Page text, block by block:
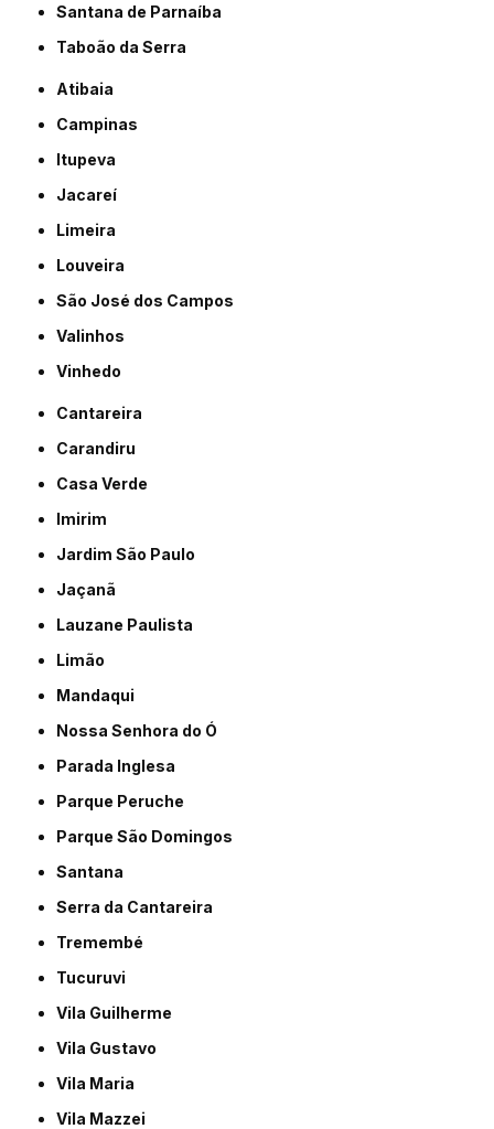
Santana de Parnaíba
Taboão da Serra
Atibaia
Campinas
Itupeva
Jacareí
Limeira
Louveira
São José dos Campos
Valinhos
Vinhedo
Cantareira
Carandiru
Casa Verde
Imirim
Jardim São Paulo
Jaçanã
Lauzane Paulista
Limão
Mandaqui
Nossa Senhora do Ó
Parada Inglesa
Parque Peruche
Parque São Domingos
Santana
Serra da Cantareira
Tremembé
Tucuruvi
Vila Guilherme
Vila Gustavo
Vila Maria
Vila Mazzei